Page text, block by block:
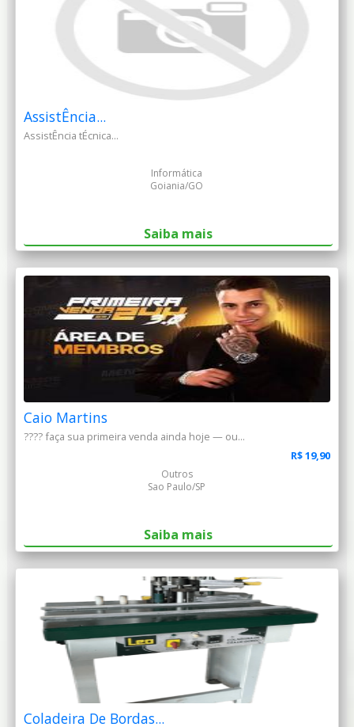
AssistÊncia...
AssistÊncia tÉcnica...
Informática
Goiania/GO
Saiba mais
Caio Martins
???? faça sua primeira venda ainda hoje — ou...
R$ 19,90
Outros
Sao Paulo/SP
Saiba mais
Coladeira De Bordas...